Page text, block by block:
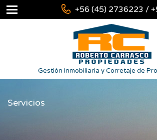
+56 (45) 2736223 /
Gestión Inmobiliaria y Corretaje de
Servicios